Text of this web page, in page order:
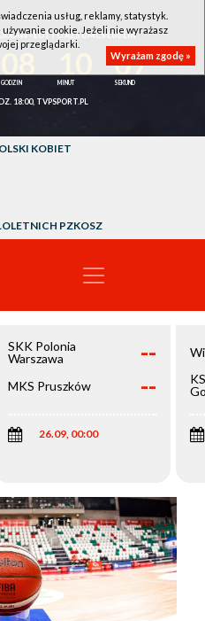
- LOTTO AZS UMCS LUBLIN
07
18:00, TVPSPORT.PL
KOBIET
PZKOSZ
SKK Polonia
Warszawa
--
MKS Pruszków --
26.09, 00:00
usług, reklamy, statystyk.
cookie. Jeżeli nie wyrażasz
przeglądarki.
Wyrażam zgodę »